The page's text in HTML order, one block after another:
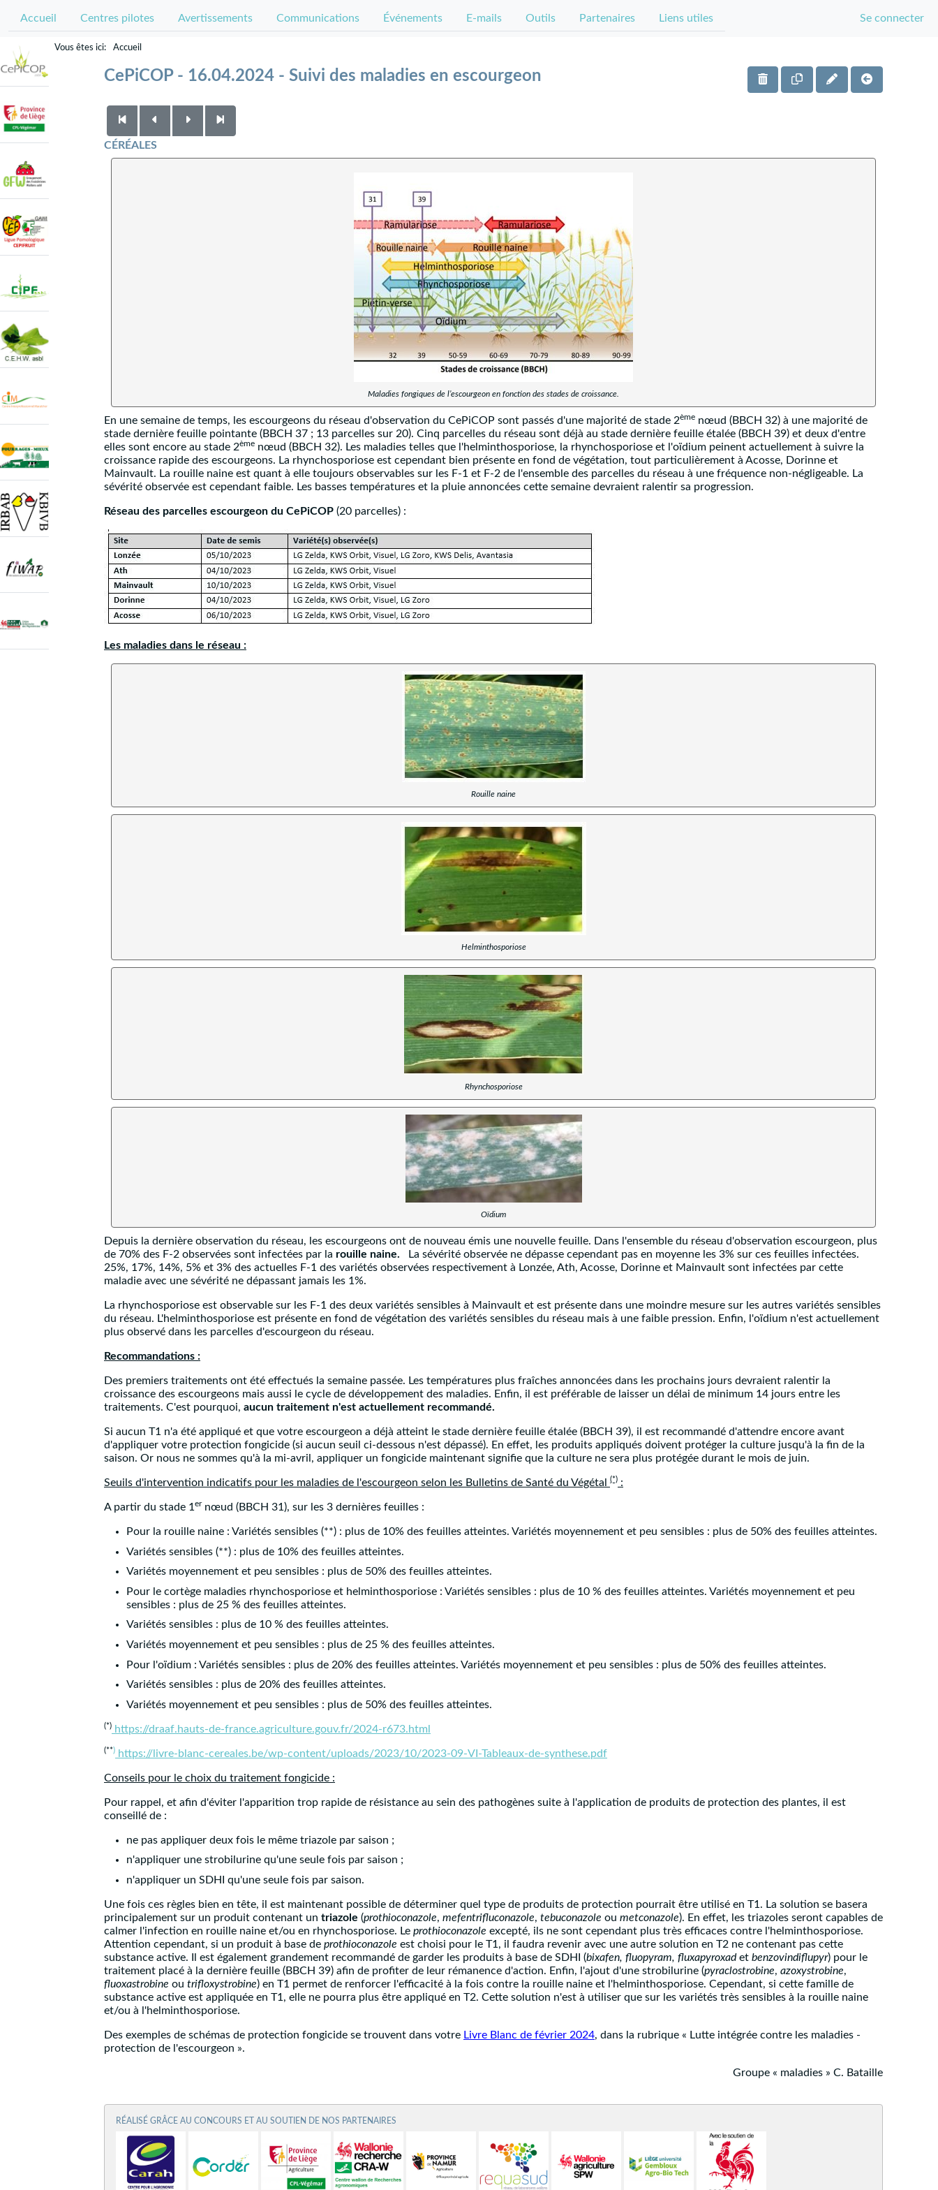
Accueil Centres pilotes Avertissements Communications Événements E-mails Outils Partenaires Liens utiles Se connecter
Accueil
CePiCOP - 16.04.2024 - Suivi des maladies en escourgeon
CÉRÉALES
Maladies fongiques de l’escourgeon en fonction des stades de croissance.
En une semaine de temps, les escourgeons du réseau d'observation du CePiCOP sont passés d'une majorité de stade 2ème nœud (BBCH 32) à une majorité de
stade dernière feuille pointante (BBCH 37 ; 13 parcelles sur 20). Cinq parcelles du réseau sont déjà au stade dernière feuille étalée (BBCH 39) et deux d'entre
elles sont encore au stade 2ème nœud (BBCH 32). Les maladies telles que l'helminthosporiose, la rhynchosporiose et l'oïdium peinent actuellement à suivre la
croissance rapide des escourgeons. La rhynchosporiose est cependant bien présente en fond de végétation, tout particulièrement à Acosse, Dorinne et
Mainvault. La rouille naine est quant à elle toujours observables sur les F-1 et F-2 de l'ensemble des parcelles du réseau à une fréquence non-négligeable. La
sévérité observée est cependant faible. Les basses températures et la pluie annoncées cette semaine devraient ralentir sa progression.
Réseau des parcelles escourgeon du CePiCOP (20 parcelles) :
Les maladies dans le réseau :
Rouille naine
Helminthosporiose
Rhynchosporiose
Oïdium
Depuis la dernière observation du réseau, les escourgeons ont de nouveau émis une nouvelle feuille. Dans l'ensemble du réseau d'observation escourgeon, plus
de 70% des F-2 observées sont infectées par la rouille naine.
La sévérité observée ne dépasse cependant pas en moyenne les 3% sur ces feuilles infectées.
25%, 17%, 14%, 5% et 3% des actuelles F-1 des variétés observées respectivement à Lonzée, Ath, Acosse, Dorinne et Mainvault sont infectées par cette
maladie avec une sévérité ne dépassant jamais les 1%.
La rhynchosporiose est observable sur les F-1 des deux variétés sensibles à Mainvault et est présente dans une moindre mesure sur les autres variétés sensibles
du réseau. L'helminthosporiose est présente en fond de végétation des variétés sensibles du réseau mais à une faible pression. Enfin, l'oïdium n'est actuellement
plus observé dans les parcelles d'escourgeon du réseau.
Recommandations :
Des premiers traitements ont été effectués la semaine passée. Les températures plus fraîches annoncées dans les prochains jours devraient ralentir la
croissance des escourgeons mais aussi le cycle de développement des maladies. Enfin, il est préférable de laisser un délai de minimum 14 jours entre les
traitements. C'est pourquoi, aucun traitement n'est actuellement recommandé.
Si aucun T1 n'a été appliqué et que votre escourgeon a déjà atteint le stade dernière feuille étalée (BBCH 39), il est recommandé d'attendre encore avant
d'appliquer votre protection fongicide (si aucun seuil ci-dessous n'est dépassé). En effet, les produits appliqués doivent protéger la culture jusqu'à la fin de la
saison. Or nous ne sommes qu'à la mi-avril, appliquer un fongicide maintenant signifie que la culture ne sera plus protégée durant le mois de juin.
Seuils d'intervention indicatifs pour les maladies de l'escourgeon selon les Bulletins de Santé du Végétal (*) :
A partir du stade 1 er nœud (BBCH 31), sur les 3 dernières feuilles :
Pour la rouille naine : Variétés sensibles (**) : plus de 10% des feuilles atteintes. Variétés moyennement et peu sensibles : plus de 50% des feuilles atteintes.
Variétés sensibles (**) : plus de 10% des feuilles atteintes.
Variétés moyennement et peu sensibles : plus de 50% des feuilles atteintes.
Pour le cortège maladies rhynchosporiose et helminthosporiose : Variétés sensibles : plus de 10 % des feuilles atteintes. Variétés moyennement et peu
sensibles : plus de 25 % des feuilles atteintes.
Variétés sensibles : plus de 10 % des feuilles atteintes.
Variétés moyennement et peu sensibles : plus de 25 % des feuilles atteintes.
Pour l'oïdium : Variétés sensibles : plus de 20% des feuilles atteintes. Variétés moyennement et peu sensibles : plus de 50% des feuilles atteintes.
Variétés sensibles : plus de 20% des feuilles atteintes.
Variétés moyennement et peu sensibles : plus de 50% des feuilles atteintes.
(*) https://draaf.hauts-de-france.agriculture.gouv.fr/2024-r673.html
(**) https://livre-blanc-cereales.be/wp-content/uploads/2023/10/2023-09-VI-Tableaux-de-synthese.pdf
Conseils pour le choix du traitement fongicide :
Pour rappel, et afin d'éviter l'apparition trop rapide de résistance au sein des pathogènes suite à l'application de produits de protection des plantes, il est
conseillé de :
ne pas appliquer deux fois le même triazole par saison ;
n'appliquer une strobilurine qu'une seule fois par saison ;
n'appliquer un SDHI qu'une seule fois par saison.
Une fois ces règles bien en tête, il est maintenant possible de déterminer quel type de produits de protection pourrait être utilisé en T1. La solution se basera
principalement sur un produit contenant un triazole (prothioconazole, mefentrifluconazole, tebuconazole ou metconazole). En effet, les triazoles seront capables de
calmer l'infection en rouille naine et/ou en rhynchosporiose. Le prothioconazole excepté, ils ne sont cependant plus très efficaces contre l'helminthosporiose.
Attention cependant, si un produit à base de prothioconazole est choisi pour le T1, il faudra revenir avec une autre solution en T2 ne contenant pas cette
substance active. Il est également grandement recommandé de garder les produits à base de SDHI (bixafen, fluopyram, fluxapyroxadet benzovindiflupyr) pour le
traitement placé à la dernière feuille (BBCH 39) afin de profiter de leur rémanence d'action. Enfin, l'ajout d'une strobilurine (pyraclostrobine, azoxystrobine,
fluoxastrobine ou trifloxystrobine) en T1 permet de renforcer l'efficacité à la fois contre la rouille naine et l'helminthosporiose. Cependant, si cette famille de
substance active est appliquée en T1, elle ne pourra plus être appliqué en T2. Cette solution n'est à utiliser que sur les variétés très sensibles à la rouille naine
et/ou à l'helminthosporiose.
Des exemples de schémas de protection fongicide se trouvent dans votre Livre Blanc de février 2024, dans la rubrique « Lutte intégrée contre les maladies -
protection de l'escourgeon ».
Groupe « maladies » C. Bataille
RÉALISÉ GRÂCE AU CONCOURS ET AU SOUTIEN DE NOS PARTENAIRES